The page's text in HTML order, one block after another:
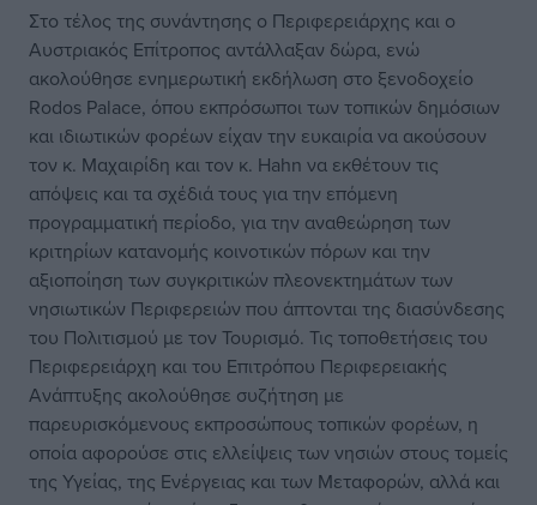
Στο τέλος της συνάντησης ο Περιφερειάρχης και ο
Αυστριακός Επίτροπος αντάλλαξαν δώρα, ενώ
ακολούθησε ενημερωτική εκδήλωση στο ξενοδοχείο
Rodos Palace, όπου εκπρόσωποι των τοπικών δημόσιων
και ιδιωτικών φορέων είχαν την ευκαιρία να ακούσουν
τον κ. Μαχαιρίδη και τον κ. Hahn να εκθέτουν τις
απόψεις και τα σχέδιά τους για την επόμενη
προγραμματική περίοδο, για την αναθεώρηση των
κριτηρίων κατανομής κοινοτικών πόρων και την
αξιοποίηση των συγκριτικών πλεονεκτημάτων των
νησιωτικών Περιφερειών που άπτονται της διασύνδεσης
του Πολιτισμού με τον Τουρισμό. Τις τοποθετήσεις του
Περιφερειάρχη και του Επιτρόπου Περιφερειακής
Ανάπτυξης ακολούθησε συζήτηση με
παρευρισκόμενους εκπροσώπους τοπικών φορέων, η
οποία αφορούσε στις ελλείψεις των νησιών στους τομείς
της Υγείας, της Ενέργειας και των Μεταφορών, αλλά και